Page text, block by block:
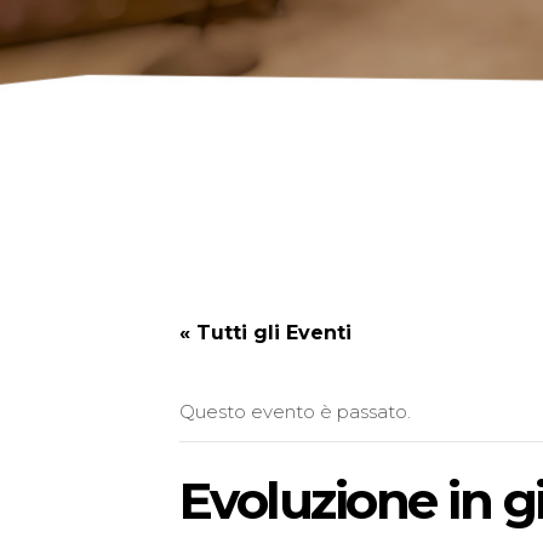
« Tutti gli Eventi
Questo evento è passato.
Evoluzione in